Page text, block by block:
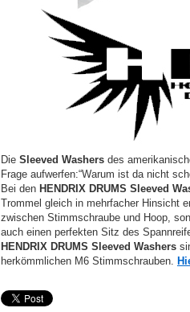
Die Sleeved Washers des
Frage aufwerfen:“Warum ist da nicht
Bei den HENDRIX DRUMS Sleeved
Trommel gleich in mehrfacher Hinsicht
zwischen Stimmschraube und Hoop,
auch einen perfekten Sitz des
HENDRIX DRUMS Sleeved Washers
herkömmlichen M6 Stimmschrauben.